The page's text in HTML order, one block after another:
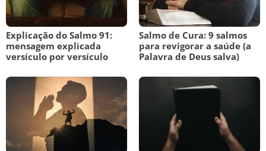
Explicação do Salmo 91:
mensagem explicada
versículo por versículo
Salmo de Cura: 9 salmos
para revigorar a saúde (a
Palavra de Deus salva)